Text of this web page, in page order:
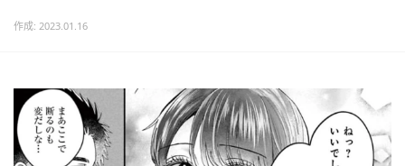
作成: 2023.01.16